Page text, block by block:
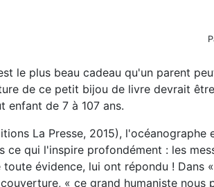
le plus beau cadeau qu'un parent
de ce petit bijou de livre devrait
de 7 à 107 ans.
La Presse, 2015),
qui l'inspire profondément : les
évidence, lui ont répondu ! Dans
« ce grand humaniste nous